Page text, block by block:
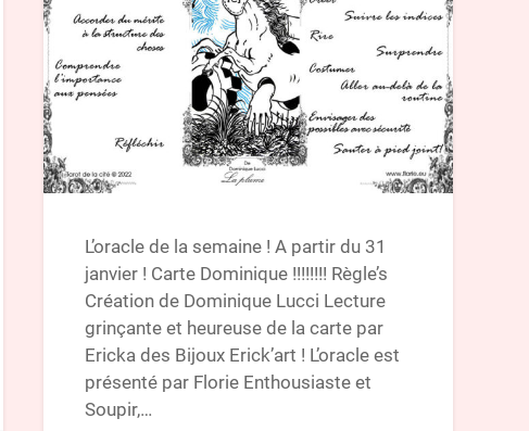
L’oracle de la semaine ! A partir du 31
janvier ! Carte Dominique !!!!!!!! Règle’s
Création de Dominique Lucci Lecture
grinçante et heureuse de la carte par
Ericka des Bijoux Erick’art ! L’oracle est
présenté par Florie Enthousiaste et
Soupir,…